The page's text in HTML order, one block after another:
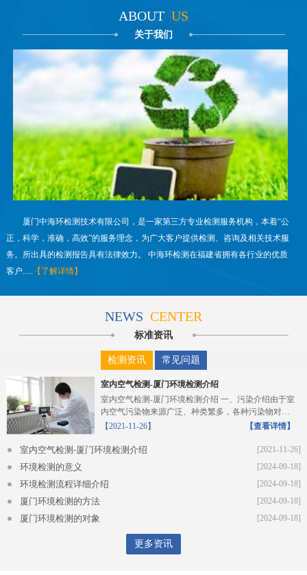
ABOUT US
关于我们
厦门中海环检测技术有限公司，是一家第三方专业检测服务机构，本着“公
正，科学，准确，高效”的服务理念，为广大客户提供检测、咨询及相关技术服
务。所出具的检测报告具有法律效力。 中海环检测在福建省拥有各行业的优质
客户..... 【了解详情】
NEWS CENTER
标准资讯
检测资讯 常见问题
室内空气检测-厦门环境检测介绍
室内空气检测-厦门环境检测介绍 一、污染介绍由于室
内空气污染物来源广泛、种类繁多，各种污染物对人
体的危...
【2021-11-26】 【查看详情】
[2021-11-26]
室内空气检测-厦门环境检测介绍
[2024-09-18]
环境检测的意义
[2024-09-18]
环境检测流程详细介绍
[2024-09-18]
厦门环境检测的方法
[2024-09-18]
厦门环境检测的对象
更多资讯